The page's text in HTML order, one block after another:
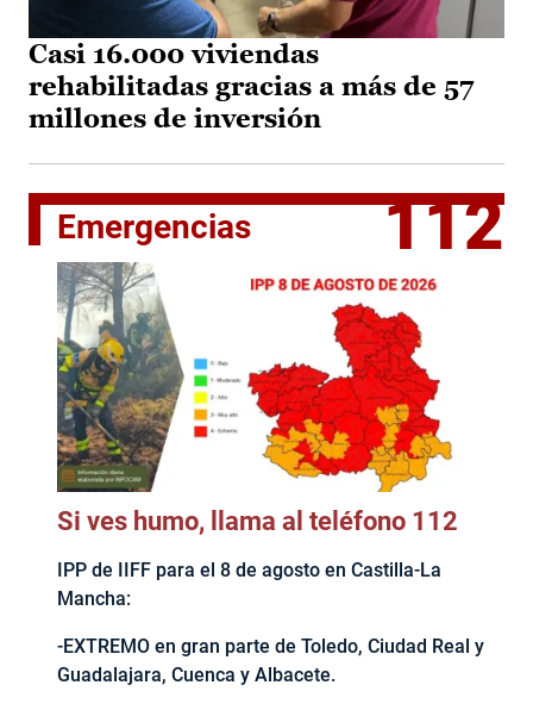
Casi 16.000 viviendas
rehabilitadas gracias a más de 57
millones de inversión
Emergencias 112
Si ves humo, llama al teléfono 112
IPP de IIFF para el 8 de agosto en Castilla-La
Mancha:
-EXTREMO en gran parte de Toledo, Ciudad Real y
Guadalajara, Cuenca y Albacete.